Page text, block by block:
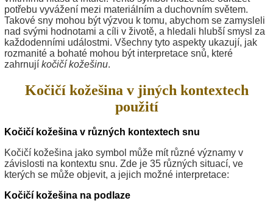
potřebu vyvážení mezi materiálním a duchovním světem.
Takové sny mohou být výzvou k tomu, abychom se zamysleli
nad svými hodnotami a cíli v životě, a hledali hlubší smysl za
každodenními událostmi. Všechny tyto aspekty ukazují, jak
rozmanité a bohaté mohou být interpretace snů, které
zahrnují kočičí kožešinu.
Kočičí kožešina v jiných kontextech
použití
Kočičí kožešina v různých kontextech snu
Kočičí kožešina jako symbol může mít různé významy v
závislosti na kontextu snu. Zde je 35 různých situací, ve
kterých se může objevit, a jejich možné interpretace:
Kočičí kožešina na podlaze